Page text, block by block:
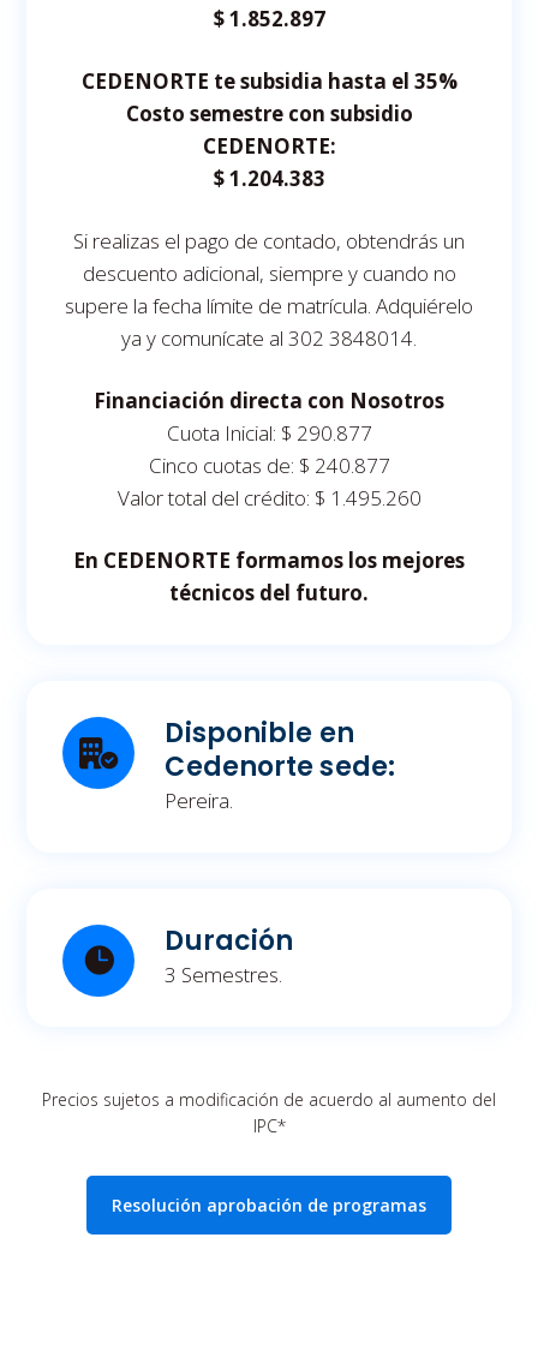
$ 1.852.897
CEDENORTE te subsidia hasta el 35%
Costo semestre con subsidio
CEDENORTE:
$ 1.204.383
Si realizas el pago de contado, obtendrás un
descuento adicional, siempre y cuando no
supere la fecha límite de matrícula. Adquiérelo
ya y comunícate al 302 3848014.
Financiación directa con Nosotros
Cuota Inicial: $ 290.877
Cinco cuotas de: $ 240.877
Valor total del crédito: $ 1.495.260
En CEDENORTE formamos los mejores
técnicos del futuro.
Disponible en
Cedenorte sede:
Pereira.
Duración
3 Semestres.
Precios sujetos a modificación de acuerdo al aumento del
IPC*
Resolución aprobación de programas